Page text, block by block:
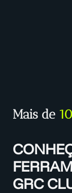
Mais de
GRC